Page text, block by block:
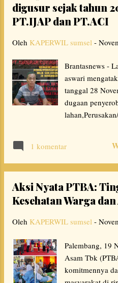
kategori Sangat
mengalami
Head PTBA, Efi
komitmen
prinsip GCG
berkelanjutan.
menerapkan
baik, meliputi
digusur sejak tahun
PT.IJAP dan PT.ACI
Oleh KAPERWIL sumsel -
Brantasnews -
aswari
tanggal 28
dugaan
Telatang, Kec.
sebagai
Gusman aswari
tanah yang
PT.IJAP benar
Gusman
1 komentar
Aksi Nyata PTBA:
Kesehatan Warga
Oleh KAPERWIL sumsel -
Palembang, 19
Asam Tbk
komitmennya